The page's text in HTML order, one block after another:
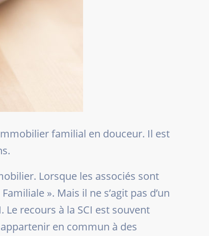
familial en douceur. Il est
Lorsque les associés sont
». Mais il ne s’agit pas d’un
recours à la SCI est souvent
en commun à des